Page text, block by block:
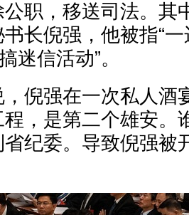
职，移送司法。其
长倪强，他被指“
迷信活动”。
，倪强在一次私人酒
，是第二个雄安。
纪委。导致倪强被